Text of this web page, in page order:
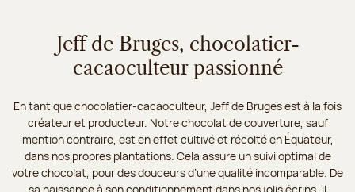
Jeff de Bruges, chocolatier-
cacaoculteur passionné
En tant que chocolatier-cacaoculteur, Jeff de Bruges est à la fois
créateur et producteur. Notre chocolat de couverture, sauf
mention contraire, est en effet cultivé et récolté en Équateur,
dans nos propres plantations. Cela assure un suivi optimal de
votre chocolat, pour des douceurs d’une qualité incomparable. De